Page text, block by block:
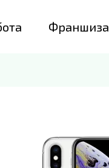
Франшиза